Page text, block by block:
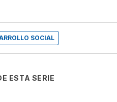
SOCIAL
ESTA SERIE